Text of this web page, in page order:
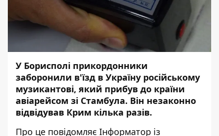
У Борисполі прикордонники
заборонили в'їзд в Україну російському
музикантові, який прибув до країни
авіарейсом зі Стамбула. Він незаконно
відвідував Крим кілька разів.
Про це повідомляє Інформатор із